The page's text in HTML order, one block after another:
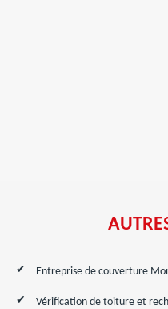
Entreprise de couverture
Vérification de toiture et